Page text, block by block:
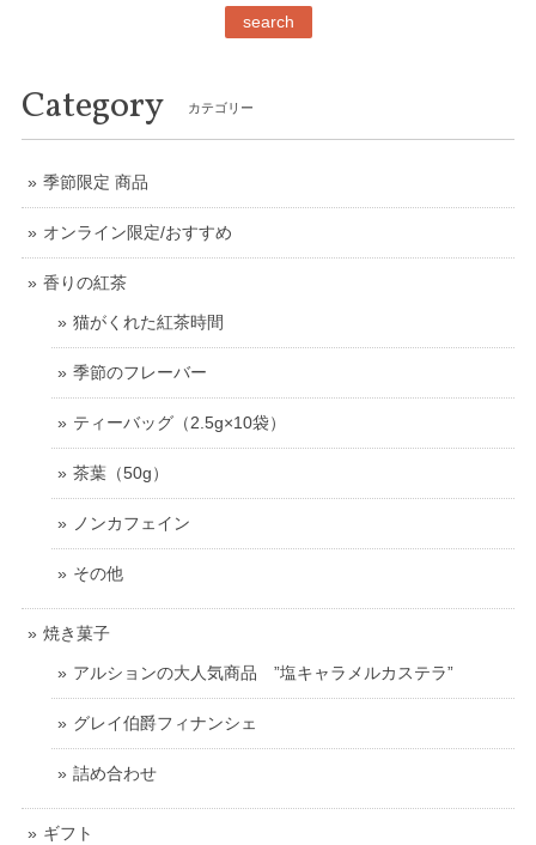
search
Category カテゴリー
季節限定 商品
オンライン限定/おすすめ
香りの紅茶
猫がくれた紅茶時間
季節のフレーバー
ティーバッグ（2.5g×10袋）
茶葉（50g）
ノンカフェイン
その他
焼き菓子
アルションの大人気商品 ”塩キャラメルカステラ”
グレイ伯爵フィナンシェ
詰め合わせ
ギフト